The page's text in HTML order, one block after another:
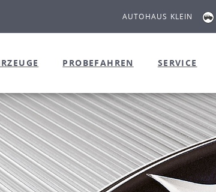
AUTOHAUS KLEIN
PROBEFAHREN SERVICE